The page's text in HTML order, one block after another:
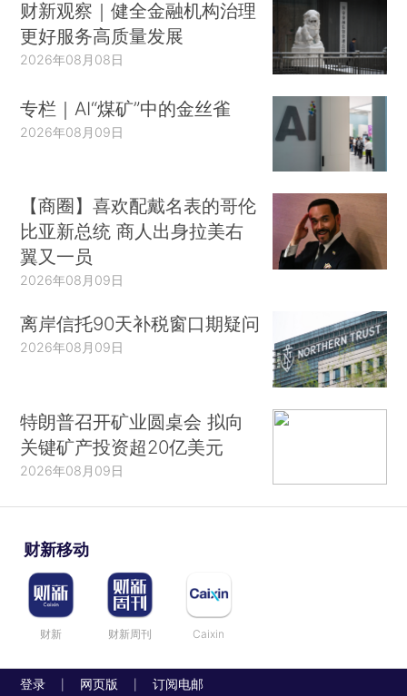
财新观察｜健全金融机构治理
更好服务高质量发展
2026年08月08日
专栏｜AI“煤矿”中的金丝雀
2026年08月09日
【商圈】喜欢配戴名表的哥伦
比亚新总统 商人出身拉美右
翼又一员
2026年08月09日
离岸信托90天补税窗口期疑问
2026年08月09日
特朗普召开矿业圆桌会 拟向
关键矿产投资超20亿美元
2026年08月09日
财新移动
财新 财新周刊 Caixin
登录 网页版 订阅电邮